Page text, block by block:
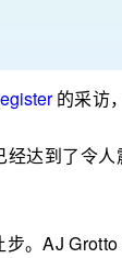
的采访
达到了令
。AJ